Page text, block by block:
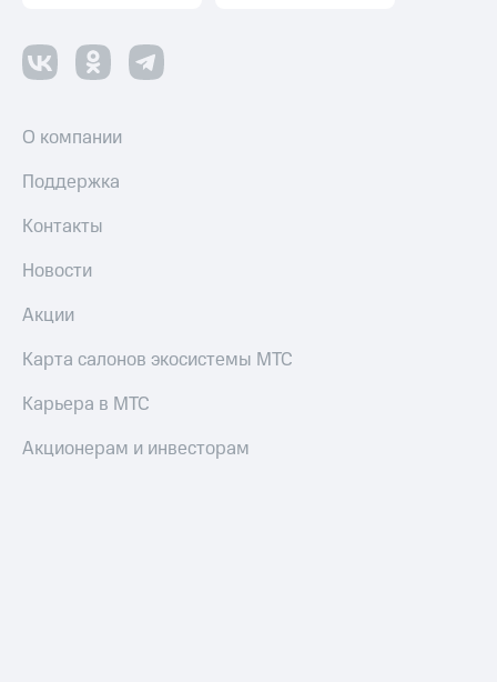
О компании
Поддержка
Контакты
Новости
Акции
Карта салонов экосистемы МТС
Карьера в МТС
Акционерам и инвесторам